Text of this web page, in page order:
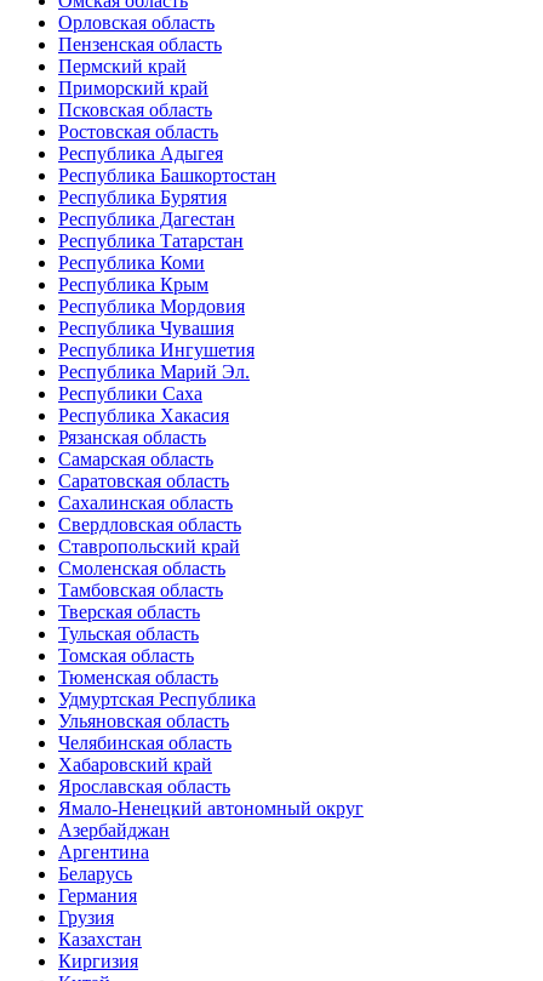
Орловская область
Пензенская область
Пермский край
Приморский край
Псковская область
Ростовская область
Республика Адыгея
Республика Башкортостан
Республика Бурятия
Республика Дагестан
Республика Татарстан
Республика Коми
Республика Крым
Республика Мордовия
Республика Чувашия
Республика Ингушетия
Республика Марий Эл.
Республики Саха
Республика Хакасия
Рязанская область
Самарская область
Саратовская область
Сахалинская область
Свердловская область
Ставропольский край
Смоленская область
Тамбовская область
Тверская область
Тульская область
Томская область
Тюменская область
Удмуртская Республика
Ульяновская область
Челябинская область
Хабаровский край
Ярославская область
Ямало-Ненецкий автономный округ
Азербайджан
Аргентина
Беларусь
Германия
Грузия
Казахстан
Киргизия